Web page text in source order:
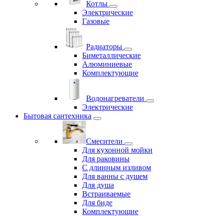
Котлы
Электрические
Газовые
Радиаторы
Биметаллические
Алюминиевые
Комплектующие
Водонагреватели
Электрические
Бытовая сантехника
Смесители
Для кухонной мойки
Для раковины
С длинным изливом
Для ванны с душем
Для душа
Встраиваемые
Для биде
Комплектующие